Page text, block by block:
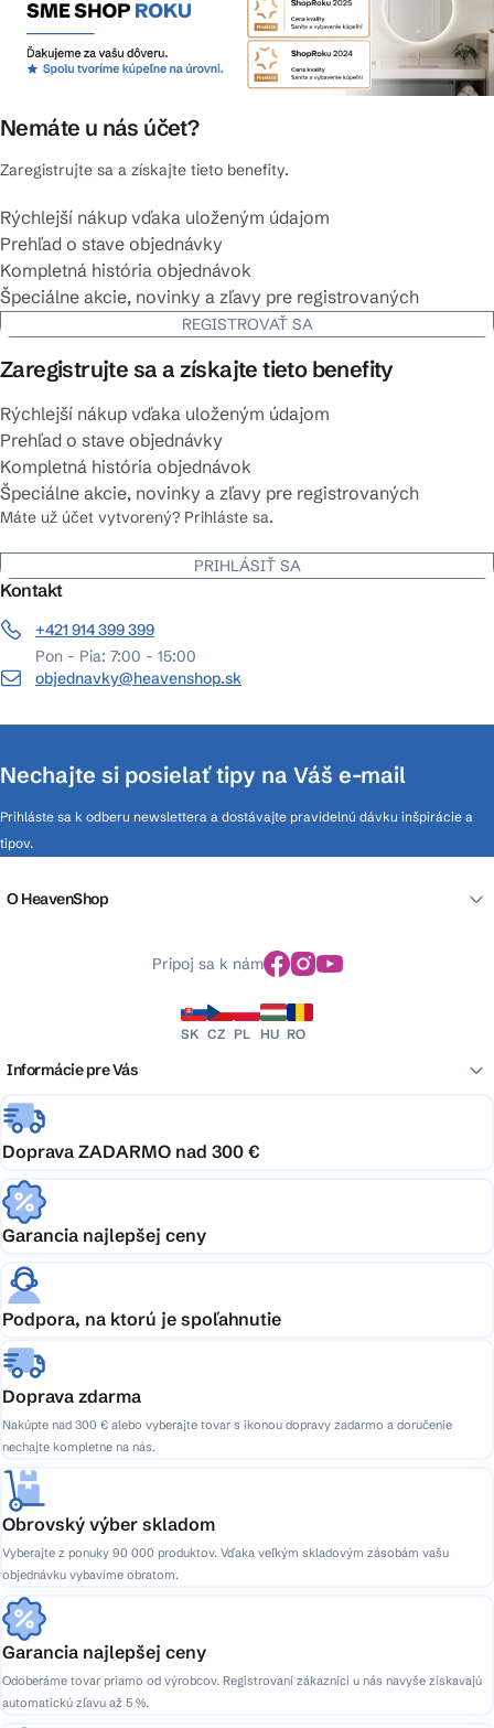
Nemáte u nás účet?
Zaregistrujte sa a získajte tieto benefity.
Rýchlejší nákup vďaka uloženým údajom
Prehľad o stave objednávky
Kompletná história objednávok
Špeciálne akcie, novinky a zľavy pre registrovaných
REGISTROVAŤ SA
Zaregistrujte sa a získajte tieto benefity
Rýchlejší nákup vďaka uloženým údajom
Prehľad o stave objednávky
Kompletná história objednávok
Špeciálne akcie, novinky a zľavy pre registrovaných
Máte už účet vytvorený? Prihláste sa.
PRIHLÁSIŤ SA
Kontakt
+421 914 399 399
Pon - Pia: 7:00 - 15:00
objednavky@heavenshop.sk
Nechajte si posielať tipy na Váš e-mail
Prihláste sa k odberu newslettera a dostávajte pravidelnú dávku inšpirácie a
tipov.
O HeavenShop
Pripoj sa k nám
SK CZ PL HU RO
Informácie pre Vás
Doprava ZADARMO nad 300 €
Garancia najlepšej ceny
Podpora, na ktorú je spoľahnutie
Doprava zdarma
Nakúpte nad 300 € alebo vyberajte tovar s ikonou dopravy zadarmo a doručenie
nechajte kompletne na nás.
Obrovský výber skladom
Vyberajte z ponuky 90 000 produktov. Vďaka veľkým skladovým zásobám vašu
objednávku vybavíme obratom.
Garancia najlepšej ceny
Odoberáme tovar priamo od výrobcov. Registrovaní zákazníci u nás navyše získavajú
automatickú zľavu až 5 %.